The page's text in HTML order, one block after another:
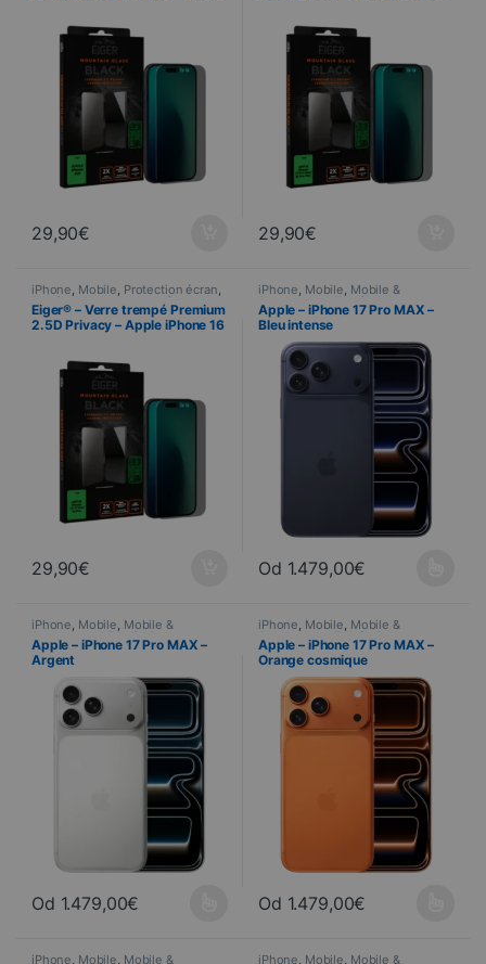
29,90€ 29,90€
iPhone, Mobile, Protection écran,
Telefonia , Verres trempés
Eiger® – Verre trempé Premium
2.5D Privacy – Apple iPhone 16
29,90€
iPhone, Mobile, Mobile &
Smartphone Telefonia
Apple – iPhone 17 Pro MAX –
Bleu intense
Od 1.479,00€
Ce produit a plusieurs
iPhone, Mobile, Mobile &
Smartphone Telefonia
Apple – iPhone 17 Pro MAX –
Argent
Od 1.479,00€
Ce produit a plusieurs variations. Les options peuvent être
iPhone, Mobile, Mobile &
Smartphone Telefonia
Apple – iPhone 17 Pro MAX –
Orange cosmique
Od 1.479,00€
Ce produit a plusieurs
iPhone Mobile Mobile & iPhone Mobile Mobile &